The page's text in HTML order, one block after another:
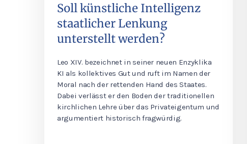
Soll künstliche Intelligenz
staatlicher Lenkung
unterstellt werden?
Leo XIV. bezeichnet in seiner neuen Enzyklika
KI als kollektives Gut und ruft im Namen der
Moral nach der rettenden Hand des Staates.
Dabei verlässt er den Boden der traditionellen
kirchlichen Lehre über das Privateigentum und
argumentiert historisch fragwürdig.